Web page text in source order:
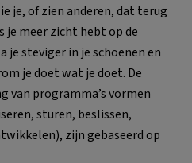
je, of zien anderen, dat terug
je meer zicht hebt op de
je steviger in je schoenen en
je doet wat je doet. De
van programma’s vormen
sturen, beslissen,
zijn gebaseerd op